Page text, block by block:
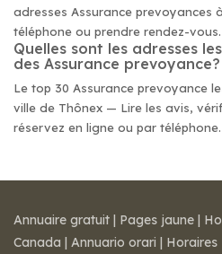
adresses Assurance prevoyances
téléphone ou prendre rendez-vous.
Quelles sont les adresses
des Assurance prevoyance?
Le top 30 Assurance prevoyance
ville de Thônex — Lire les avis,
réservez en ligne ou par téléphone.
Annuaire gratuit | Pages jaune |
Canada | Annuario orari | Horaires